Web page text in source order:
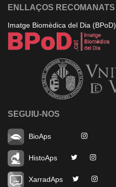
ENLLAÇOS RECOMANATS
Imatge Biomèdica del Dia (BPoD)
SEGUIU-NOS
BioAps
HistoAps
XarradAps